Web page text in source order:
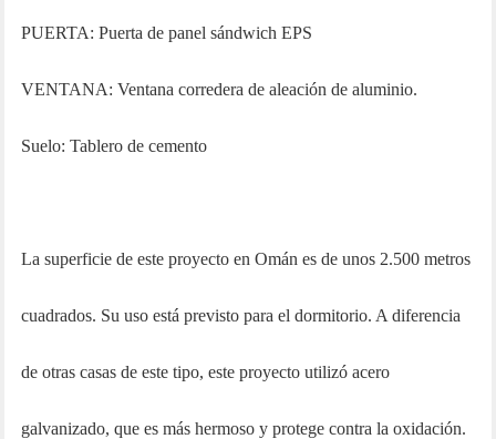
PUERTA: Puerta de panel sándwich EPS
VENTANA: Ventana corredera de aleación de aluminio.
Suelo: Tablero de cemento
La superficie de este proyecto en Omán es de unos 2.500 metros
cuadrados. Su uso está previsto para el dormitorio. A diferencia
de otras casas de este tipo, este proyecto utilizó acero
galvanizado, que es más hermoso y protege contra la oxidación.